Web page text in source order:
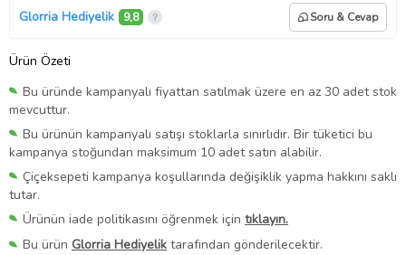
Glorria Hediyelik 9,8 Soru & Cevap
Ürün Özeti
Bu üründe kampanyalı fiyattan satılmak üzere en az 30 adet stok
mevcuttur.
Bu ürünün kampanyalı satışı stoklarla sınırlıdır. Bir tüketici bu
kampanya stoğundan maksimum 10 adet satın alabilir.
Çiçeksepeti kampanya koşullarında değişiklik yapma hakkını saklı
tutar.
Ürünün iade politikasını öğrenmek için tıklayın.
Bu ürün Glorria Hediyelik tarafından gönderilecektir.